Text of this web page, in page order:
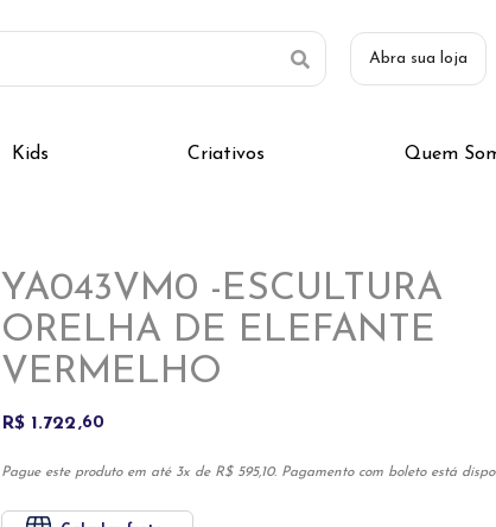
Abra sua loja
Kids Criativos Quem
YA043VM0 -ESCULTURA
ORELHA DE ELEFANTE
VERMELHO
R$ 1.722 60
Pague este produto em até 3x de R$ 595,10. Pagamento com boleto está